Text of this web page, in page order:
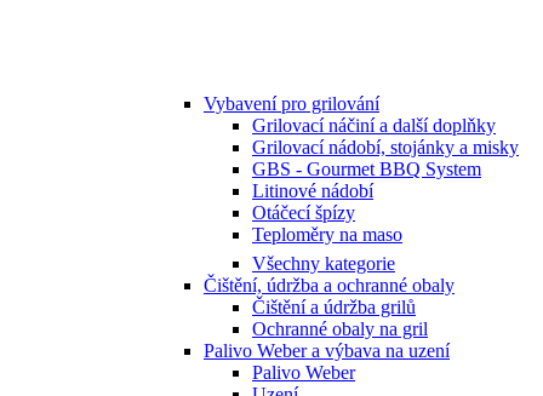
Vybavení pro grilování
Grilovací náčiní a další doplňky
Grilovací nádobí, stojánky a misky
GBS - Gourmet BBQ System
Litinové nádobí
Otáčecí špízy
Teploměry na maso
Všechny kategorie
Čištění, údržba a ochranné obaly
Čištění a údržba grilů
Ochranné obaly na gril
Palivo Weber a výbava na uzení
Palivo Weber